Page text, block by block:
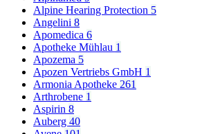
Alpine Hearing Protection 5
Angelini 8
Apomedica 6
Apotheke Mühlau 1
Apozema 5
Apozen Vertriebs GmbH 1
Armonia Apotheke 261
Arthrobene 1
Aspirin 8
Auberg 40